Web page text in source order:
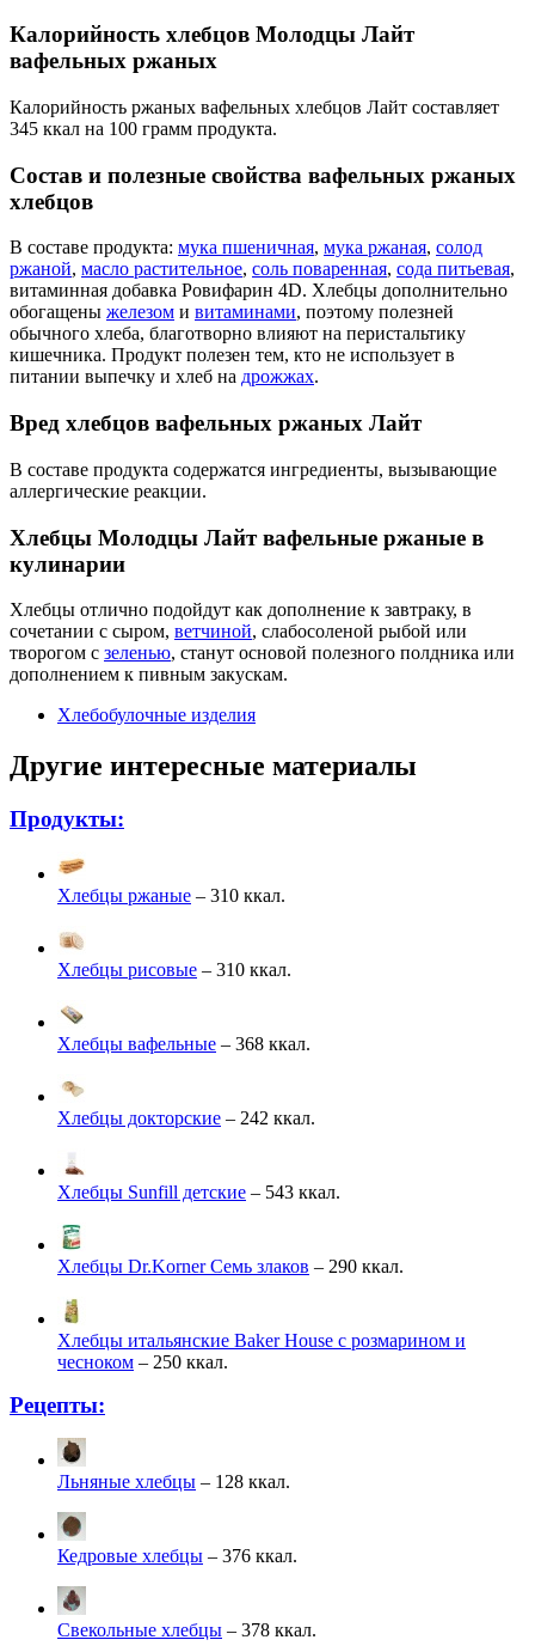
Калорийность хлебцов Молодцы Лайт
вафельных ржаных
Калорийность ржаных вафельных хлебцов Лайт составляет
345 ккал на 100 грамм продукта.
Состав и полезные свойства вафельных ржаных
хлебцов
В составе продукта: мука пшеничная, мука ржаная, солод
ржаной, масло растительное, соль поваренная, сода питьевая,
витаминная добавка Ровифарин 4D. Хлебцы дополнительно
обогащены железом и витаминами, поэтому полезней
обычного хлеба, благотворно влияют на перистальтику
кишечника. Продукт полезен тем, кто не использует в
питании выпечку и хлеб на дрожжах.
Вред хлебцов вафельных ржаных Лайт
В составе продукта содержатся ингредиенты, вызывающие
аллергические реакции.
Хлебцы Молодцы Лайт вафельные ржаные в
кулинарии
Хлебцы отлично подойдут как дополнение к завтраку, в
сочетании с сыром, ветчиной, слабосоленой рыбой или
творогом с зеленью, станут основой полезного полдника или
дополнением к пивным закускам.
Хлебобулочные изделия
Другие интересные материалы
Продукты:
Хлебцы ржаные – 310 ккал.
Хлебцы рисовые – 310 ккал.
Хлебцы вафельные – 368 ккал.
Хлебцы докторские – 242 ккал.
Хлебцы Sunfill детские – 543 ккал.
Хлебцы Dr.Korner Семь злаков – 290 ккал.
Хлебцы итальянские Baker House с розмарином и
чесноком – 250 ккал.
Рецепты:
Льняные хлебцы – 128 ккал.
Кедровые хлебцы – 376 ккал.
Свекольные хлебцы – 378 ккал.